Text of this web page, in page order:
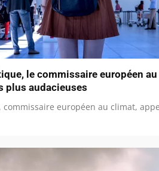
le commissaire européen
plus audacieuses
commissaire européen au climat,